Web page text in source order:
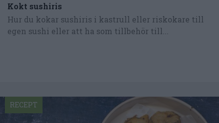
Kokt sushiris
Hur du kokar sushiris i kastrull eller riskokare till
egen sushi eller att ha som tillbehör till...
RECEPT